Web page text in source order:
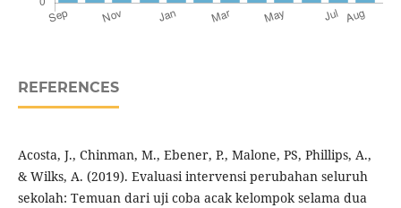
REFERENCES
Acosta, J., Chinman, M., Ebener, P., Malone, PS, Phillips, A.,
& Wilks, A. (2019). Evaluasi intervensi perubahan seluruh
sekolah: Temuan dari uji coba acak kelompok selama dua